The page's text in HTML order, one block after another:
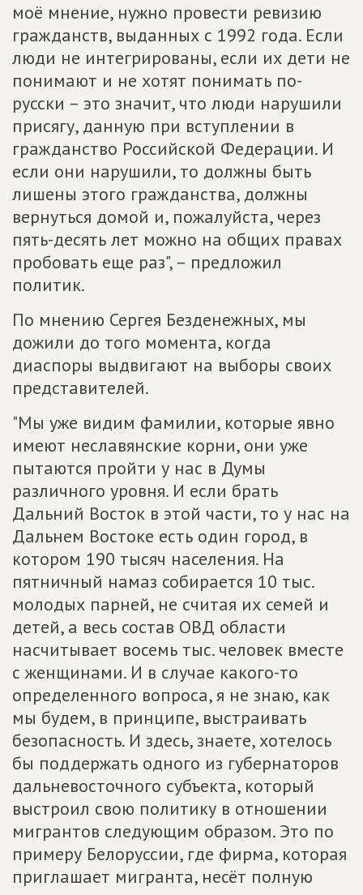
моё мнение, нужно провести ревизию
гражданств, выданных с 1992 года. Если
люди не интегрированы, если их дети не
понимают и не хотят понимать по-
русски – это значит, что люди нарушили
присягу, данную при вступлении в
гражданство Российской Федерации. И
если они нарушили, то должны быть
лишены этого гражданства, должны
вернуться домой и, пожалуйста, через
пять-десять лет можно на общих правах
пробовать еще раз", – предложил
политик.
По мнению Сергея Безденежных, мы
дожили до того момента, когда
диаспоры выдвигают на выборы своих
представителей.
"Мы уже видим фамилии, которые явно
имеют неславянские корни, они уже
пытаются пройти у нас в Думы
различного уровня. И если брать
Дальний Восток в этой части, то у нас на
Дальнем Востоке есть один город, в
котором 190 тысяч населения. На
пятничный намаз собирается 10 тыс.
молодых парней, не считая их семей и
детей, а весь состав ОВД области
насчитывает восемь тыс. человек вместе
с женщинами. И в случае какого-то
определенного вопроса, я не знаю, как
мы будем, в принципе, выстраивать
безопасность. И здесь, знаете, хотелось
бы поддержать одного из губернаторов
дальневосточного субъекта, который
выстроил свою политику в отношении
мигрантов следующим образом. Это по
примеру Белоруссии, где фирма, которая
приглашает мигранта, несёт полную